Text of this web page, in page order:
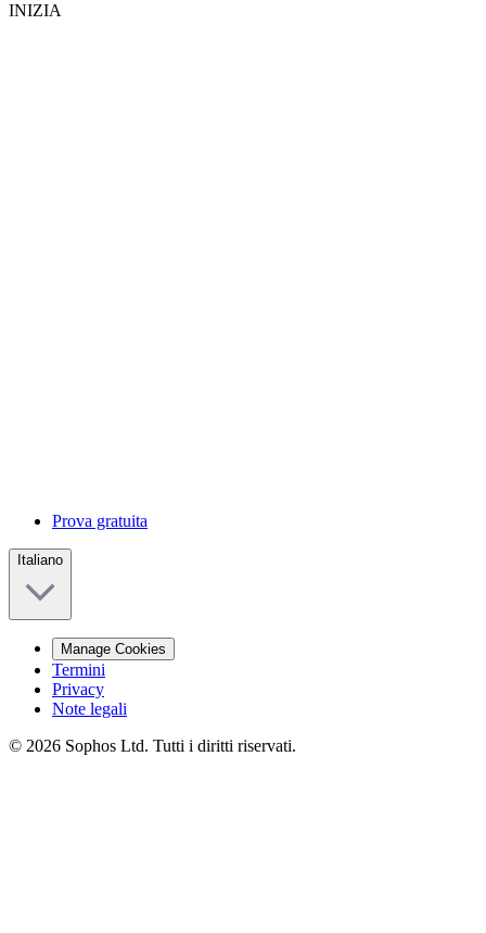
INIZIA
Prova gratuita
Italiano
Manage Cookies
Termini
Privacy
Note legali
© 2026 Sophos Ltd. Tutti i diritti riservati.